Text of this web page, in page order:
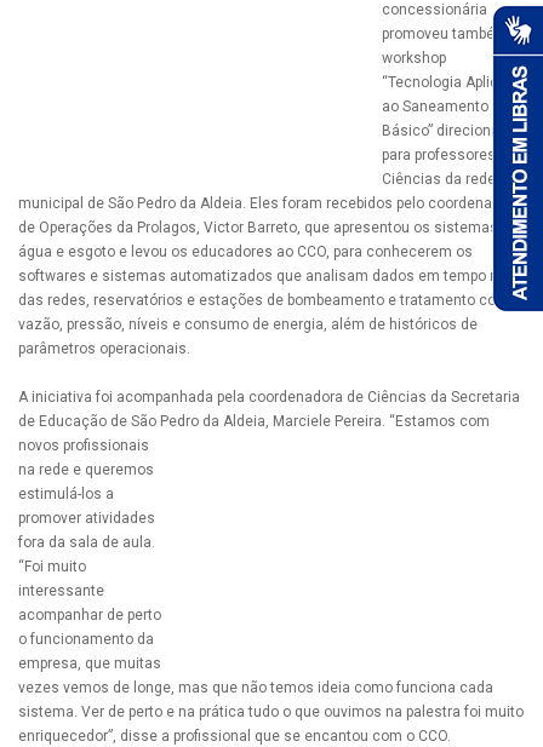
concessionária
promoveu também o
workshop
“Tecnologia Aplicada
ao Saneamento
Básico” direcionado
para professores de
Ciências da rede
municipal de São Pedro da Aldeia. Eles foram recebidos pelo coordenador
de Operações da Prolagos, Victor Barreto, que apresentou os sistemas de
água e esgoto e levou os educadores ao CCO, para conhecerem os
softwares e sistemas automatizados que analisam dados em tempo real
das redes, reservatórios e estações de bombeamento e tratamento como
vazão, pressão, níveis e consumo de energia, além de históricos de
parâmetros operacionais.
A iniciativa foi acompanhada pela coordenadora de Ciências da Secretaria
de Educação de São Pedro da Aldeia, Marciele Pereira. “Estamos com
novos profissionais
na rede e queremos
estimulá-los a
promover atividades
fora da sala de aula.
“Foi muito
interessante
acompanhar de perto
o funcionamento da
empresa, que muitas
vezes vemos de longe, mas que não temos ideia como funciona cada
sistema. Ver de perto e na prática tudo o que ouvimos na palestra foi muito
enriquecedor”, disse a profissional que se encantou com o CCO.